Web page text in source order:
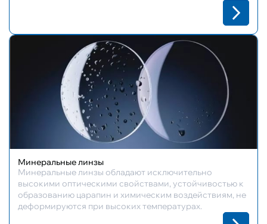
Минеральные линзы
Минеральные линзы обладают исключительно
высокими оптическими свойствами, устойчивостью к
образованию царапин и химическим воздействиям, не
деформируются при высоких температурах.